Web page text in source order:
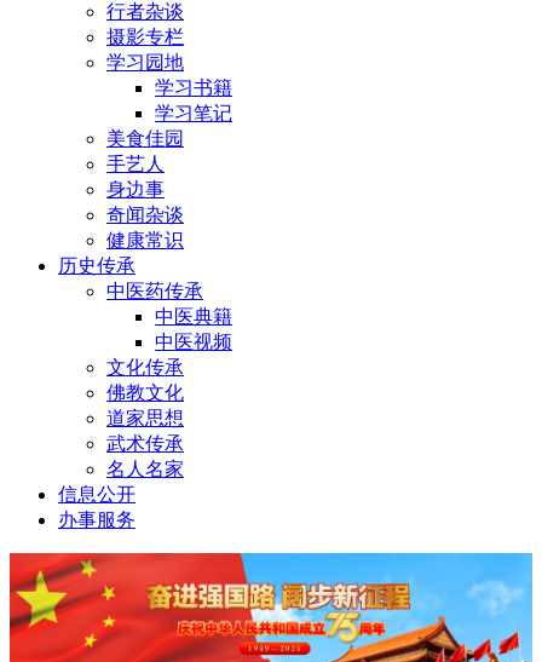
行者杂谈
摄影专栏
学习园地
学习书籍
学习笔记
美食佳园
手艺人
身边事
奇闻杂谈
健康常识
历史传承
中医药传承
中医典籍
中医视频
文化传承
佛教文化
道家思想
武术传承
名人名家
信息公开
办事服务